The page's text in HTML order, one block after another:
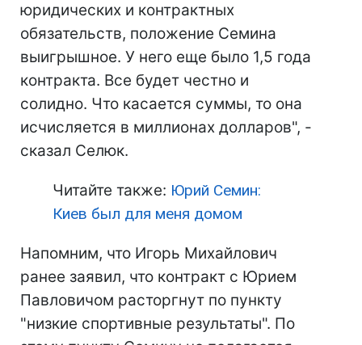
юридических и контрактных
обязательств, положение Семина
выигрышное. У него еще было 1,5 года
контракта. Все будет честно и
солидно. Что касается суммы, то она
исчисляется в миллионах долларов", -
сказал Селюк.
Читайте также: Юрий Семин:
Киев был для меня домом
Напомним, что Игорь Михайлович
ранее заявил, что контракт с Юрием
Павловичом расторгнут по пункту
"низкие спортивные результаты". По